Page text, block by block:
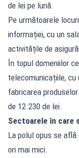
de lei pe lună.
Pe următoarele
informației, cu un
activitățile de
În topul domeniilor
telecomunicațiile, cu
fabricarea
de 12.230 de lei.
Sectoarele în care
La polul opus se
ori mai mici.